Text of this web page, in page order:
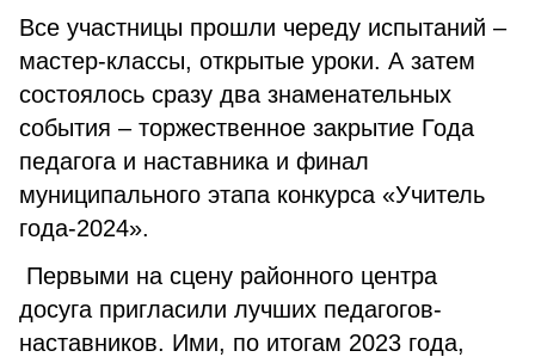
Все участницы прошли череду испытаний –
мастер-классы, открытые уроки. А затем
состоялось сразу два знаменательных
события – торжественное закрытие Года
педагога и наставника и финал
муниципального этапа конкурса «Учитель
года-2024».
Первыми на сцену районного центра
досуга пригласили лучших педагогов-
наставников. Ими, по итогам 2023 года,